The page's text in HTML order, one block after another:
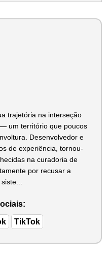
trajetória na interseção
um território que poucos
Desenvolvedor e
de experiência, tornou-
na curadoria de
por recusar a
TikTok